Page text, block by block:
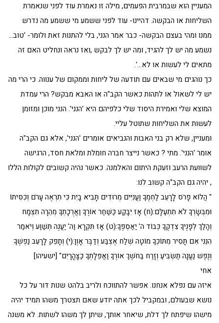
המעניין הוא שבמרבית הפעמים, מילה זו נאמרת עוד לפני שנאמרת
השליחות או הבקשה. דהיינו- עוד לפני ששמע מי ששמע מה נדרש
ממנו ומהי בעצם הבקשה- כבר אמר הנני, בלי להתנות זאת ולומר- 'טוב…
נשמע מה יש לך להגיד, ומה יש לך לבקש ,ואז נראה ונחליט האם זה
מתאים לי לעשות או לא…'.
כך נוהגים מי שבאים עם תודעה של ליחות וממקום של ענווה. כי הרי מה
יש לי לשאול או לתהות כאשר הקב"ה או האבא מבקש? הרי עמדת
המוצא שלי ואמירת היסוד שלי כלפיהם היא 'הנני'. הנני מוכן ומזומן
לעשות את השליחות שתוטל עליי.
ומעניין, שלא רק בני האבות והנביאים אומרים 'הנני', אלא גם הקב"ה
אומר 'הנני'. מתי ? כאשר נייצר חברה חומלת ומלאת חסד, הרגישה
לשוועת הרעב וזעקת היתום והאלמנה. כאשר נהיה קשובים לקולות הללו
, יהיה גם הקב"ה קשוב לנו:
" הֲלוֹא פָרֹס לָרָעֵב לַחְמֶךָ וַעֲנִיִּים מְרוּדִים תָּבִיא בָיִת כִּי תִרְאֶה עָרֹם וְכִסִּיתוֹ
וּמִבְּשָׂרְךָ לֹא תִתְעַלָּם:(ח) אָז יִבָּקַע כַּשַּׁחַר אוֹרֶךָ וַאֲרֻכָתְךָ מְהֵרָה תִצְמָח
וְהָלַךְ לְפָנֶיךָ צִדְקֶךָ כְּבוֹד ה' יַאַסְפֶךָ:(ט) אָז תִּקְרָא וַה' יַעֲנֶה תְּשַׁוַּע וְיֹאמַר
הִנֵּנִי אִם תָּסִיר מִתּוֹכְךָ מוֹטָה שְׁלַח אֶצְבַּע וְדַבֶּר אָוֶן:(י) וְתָפֵק לָרָעֵב נַפְשֶׁךָ
וְנֶפֶשׁ נַעֲנָה תַּשְׂבִּיעַ וְזָרַח בַּחֹשֶׁךְ אוֹרֶךָ וַאֲפֵלָתְךָ כַּצָּהֳרָיִם" [ישעיהו]
אחי
איזה עם נפלא אנחנו. אפשר להתווכח ולריב בלהט שנות דור על כל
נושא שבעולם, ובמקביל לכך אתה יודע שאם תצטרך משהו תמיד יהיה
מישהו שיפתח לך דלת, שיאחר אותך, שיתן לך משהו לשתות. לא משנה